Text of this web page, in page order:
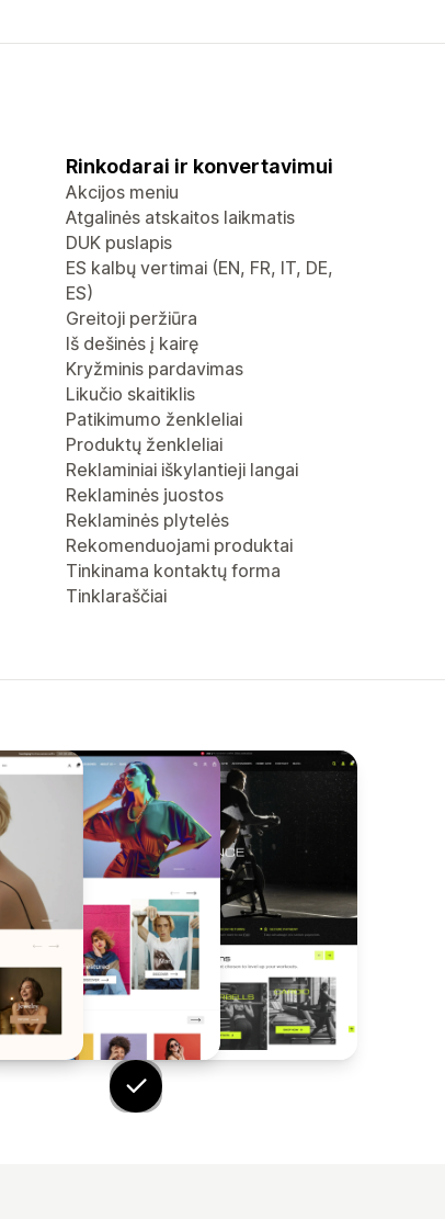
Rinkodarai ir konvertavimui
Akcijos meniu
Atgalinės atskaitos laikmatis
DUK puslapis
ES kalbų vertimai (EN, FR, IT, DE,
ES)
Greitoji peržiūra
Iš dešinės į kairę
Kryžminis pardavimas
Likučio skaitiklis
Patikimumo ženkleliai
Produktų ženkleliai
Reklaminiai iškylantieji langai
Reklaminės juostos
Reklaminės plytelės
Rekomenduojami produktai
Tinkinama kontaktų forma
Tinklaraščiai